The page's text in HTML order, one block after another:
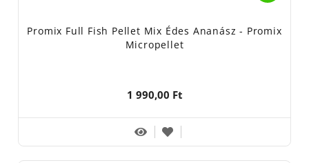
Promix Full Fish Pellet Mix Édes Ananász - Promix
Micropellet
1 990,00 Ft